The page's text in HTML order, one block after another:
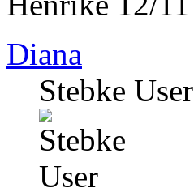
Diana
Stebke User